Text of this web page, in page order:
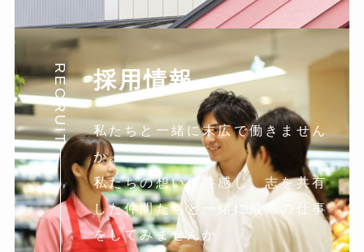
RECRUIT 採用情報
私たちと一緒に末広で働きません
か。
私たちの想いに共感し。志を共有
した仲間たちと一緒に最高の仕事
をしてみませんか